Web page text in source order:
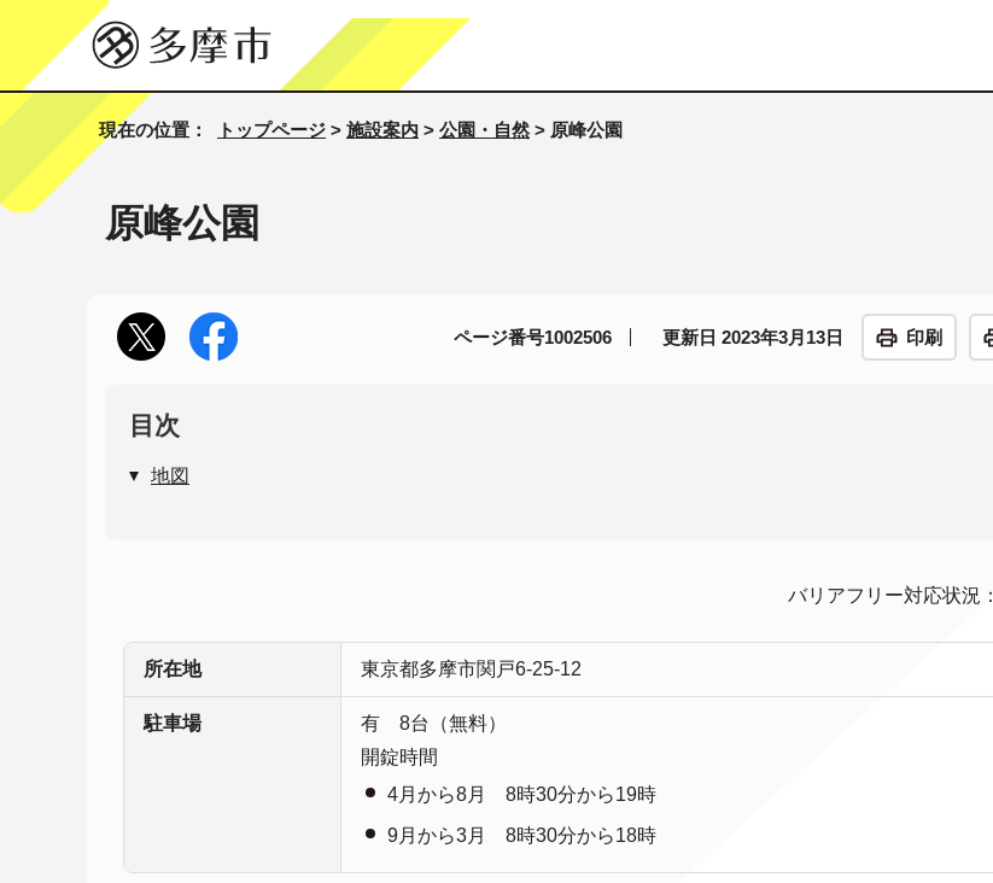
現在の位置： トップページ > 施設案内 > 公園・自然> 原峰公園
原峰公園
ページ番号1002506 更新日 2023年3月13日 印刷
目次
地図
バリアフリー対応状況：
所在地 東京都多摩市関戸6-25-12
駐車場
有 8台（無料）
開錠時間
4月から8月 8時30分から19時
9月から3月 8時30分から18時